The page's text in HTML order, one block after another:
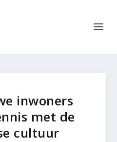
inwoners
met de
cultuur